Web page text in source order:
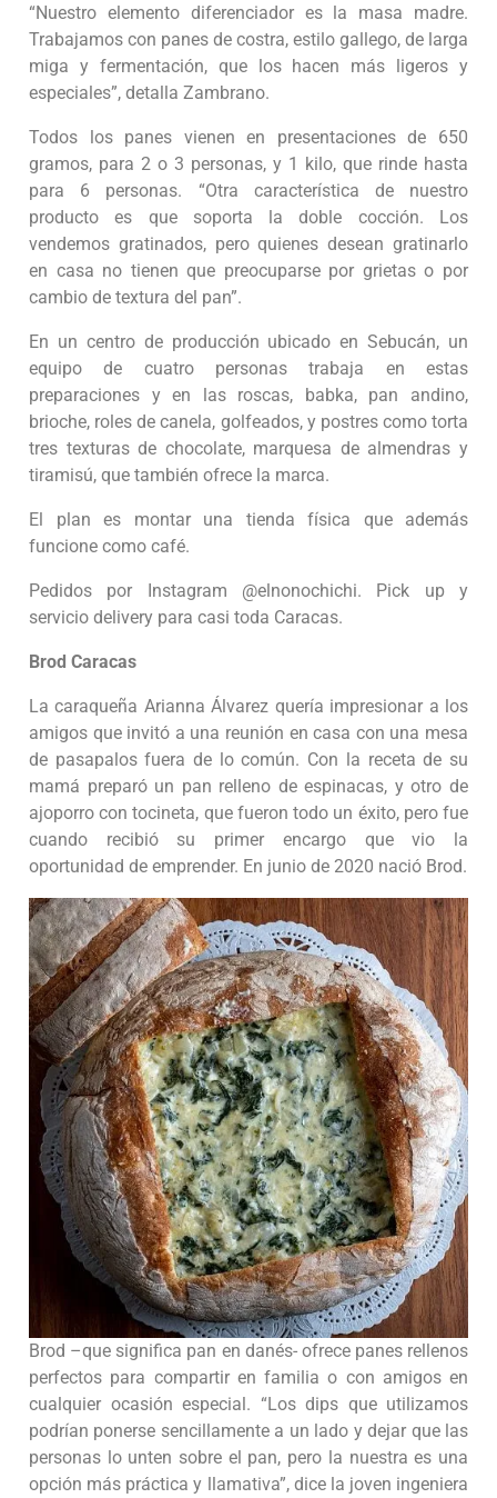
“Nuestro elemento diferenciador es la masa madre.
Trabajamos con panes de costra, estilo gallego, de larga
miga y fermentación, que los hacen más ligeros y
especiales”, detalla Zambrano.
Todos los panes vienen en presentaciones de 650
gramos, para 2 o 3 personas, y 1 kilo, que rinde hasta
para 6 personas. “Otra característica de nuestro
producto es que soporta la doble cocción. Los
vendemos gratinados, pero quienes desean gratinarlo
en casa no tienen que preocuparse por grietas o por
cambio de textura del pan”.
En un centro de producción ubicado en Sebucán, un
equipo de cuatro personas trabaja en estas
preparaciones y en las roscas, babka, pan andino,
brioche, roles de canela, golfeados, y postres como torta
tres texturas de chocolate, marquesa de almendras y
tiramisú, que también ofrece la marca.
El plan es montar una tienda física que además
funcione como café.
Pedidos por Instagram @elnonochichi. Pick up y
servicio delivery para casi toda Caracas.
Brod Caracas
La caraqueña Arianna Álvarez quería impresionar a los
amigos que invitó a una reunión en casa con una mesa
de pasapalos fuera de lo común. Con la receta de su
mamá preparó un pan relleno de espinacas, y otro de
ajoporro con tocineta, que fueron todo un éxito, pero fue
cuando recibió su primer encargo que vio la
oportunidad de emprender. En junio de 2020 nació Brod.
Brod –que significa pan en danés- ofrece panes rellenos
perfectos para compartir en familia o con amigos en
cualquier ocasión especial. “Los dips que utilizamos
podrían ponerse sencillamente a un lado y dejar que las
personas lo unten sobre el pan, pero la nuestra es una
opción más práctica y llamativa”, dice la joven ingeniera